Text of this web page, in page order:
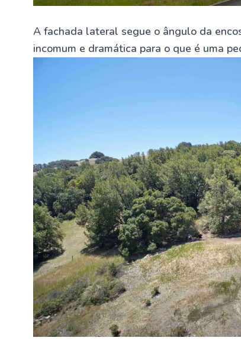
A fachada lateral segue o ângulo da
incomum e dramática para o que é uma